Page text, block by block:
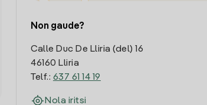
Non gaude?
Calle Duc De Lliria (del) 16
46160 Lliria
Telf.: 637 61 14 19
Nola iritsi